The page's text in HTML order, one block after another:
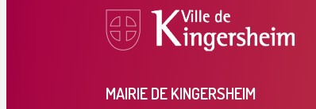
MAIRIE DE KINGERSHEIM